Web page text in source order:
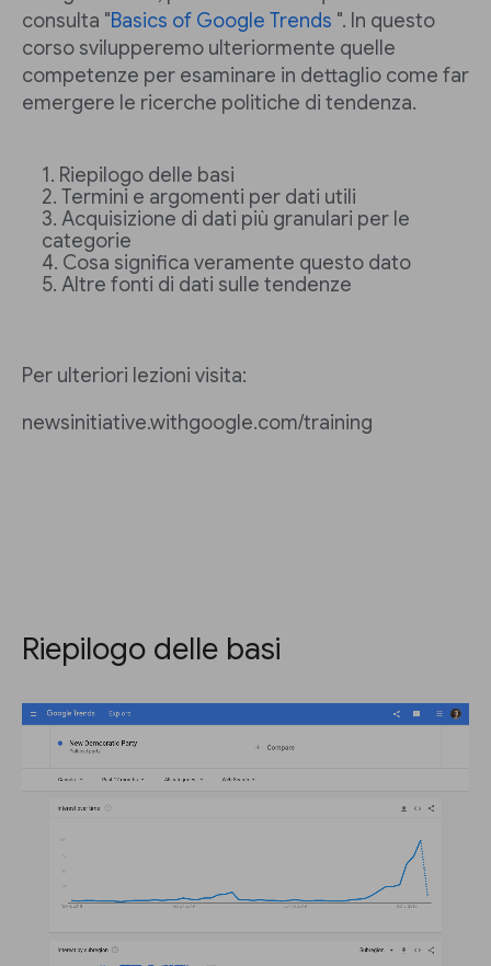
consulta "Basics of Google Trends ". In questo
corso svilupperemo ulteriormente quelle
competenze per esaminare in dettaglio come far
emergere le ricerche politiche di tendenza.
Riepilogo delle basi
Termini e argomenti per dati utili
Acquisizione di dati più granulari per le
categorie
Cosa significa veramente questo dato
Altre fonti di dati sulle tendenze
Per ulteriori lezioni visita:
newsinitiative.withgoogle.com/training
Riepilogo delle basi